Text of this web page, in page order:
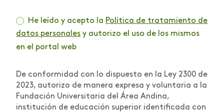
He leído y acepto la Política de tratamiento de
datos personales y autorizo el uso de los mismos
en el portal web
De conformidad con lo dispuesto en la Ley 2300 de
2023, autorizo de manera expresa y voluntaria a la
Fundación Universitaria del Área Andina,
institución de educación superior identificada con